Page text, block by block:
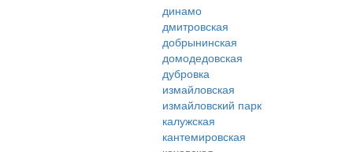
динамо
дмитровская
добрынинская
домодедовская
дубровка
измайловская
измайловский парк
калужская
кантемировская